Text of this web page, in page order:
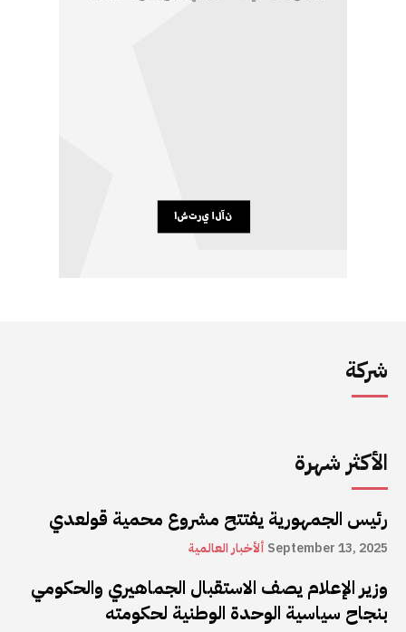
شركة
الأكثر شهرة
رئيس الجمهورية يفتتح مشروع محمية قولعدي
ألأخبار العالمية September 13, 2025
وزير الإعلام يصف الاستقبال الجماهيري والحكومي
بنجاح سياسية الوحدة الوطنية لحكومته